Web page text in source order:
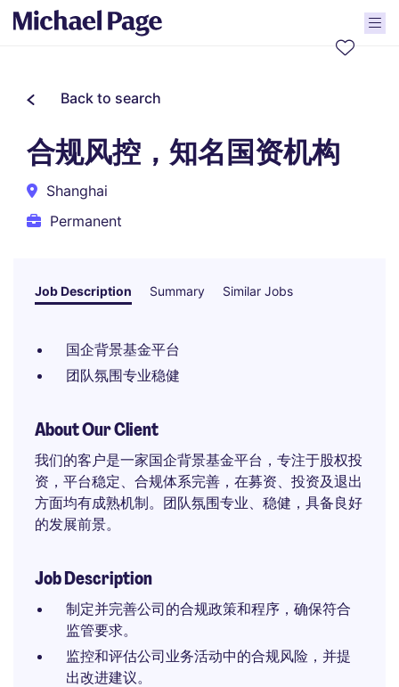
Back to search
合规风控，知名国资机构
Shanghai
Permanent
Job Description Summary Similar Jobs
国企背景基金平台
团队氛围专业稳健
About Our Client
我们的客户是一家国企背景基金平台，专注于股权投
资，平台稳定、合规体系完善，在募资、投资及退出
方面均有成熟机制。团队氛围专业、稳健，具备良好
的发展前景。
Job Description
制定并完善公司的合规政策和程序，确保符合
监管要求。
监控和评估公司业务活动中的合规风险，并提
出改进建议。